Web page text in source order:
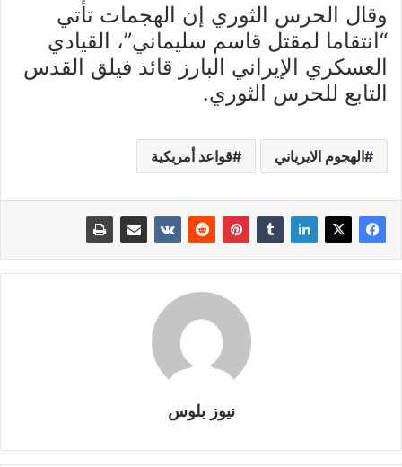
وقال الحرس الثوري إن الهجمات تأتي
“انتقاما لمقتل قاسم سليماني”، القيادي
العسكري الإيراني البارز قائد فيلق القدس
التابع للحرس الثوري.
الهجوم الايرياني قواعد أمريكية
نيوز بلوس